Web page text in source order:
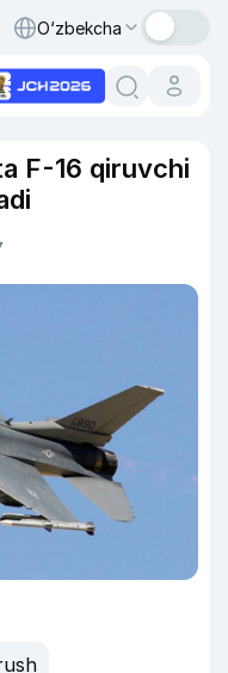
O‘zbekcha
F-16 qiruvchi